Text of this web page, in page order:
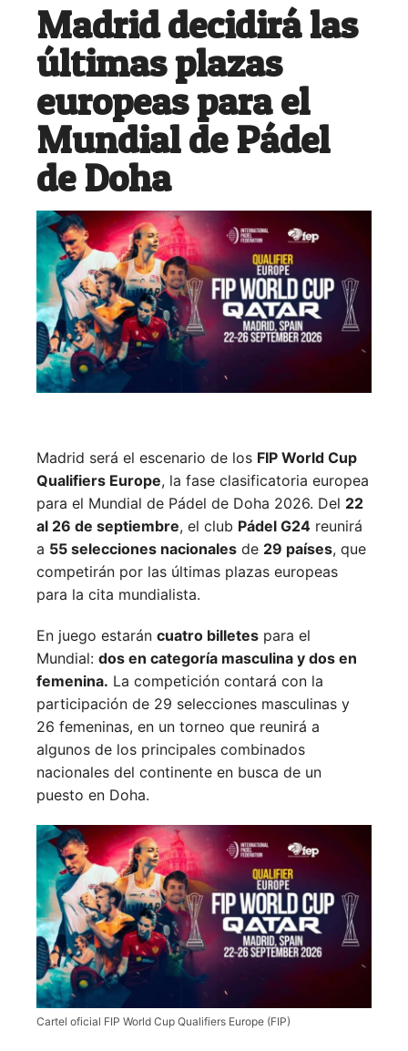
Madrid decidirá las
últimas plazas
europeas para el
Mundial de Pádel
de Doha
Madrid será el escenario de los FIP World Cup
Qualifiers Europe, la fase clasificatoria europea
para el Mundial de Pádel de Doha 2026. Del 22
al 26 de septiembre, el club Pádel G24 reunirá
a 55 selecciones nacionales de 29 países, que
competirán por las últimas plazas europeas
para la cita mundialista.
En juego estarán cuatro billetes para el
Mundial: dos en categoría masculina y dos en
femenina. La competición contará con la
participación de 29 selecciones masculinas y
26 femeninas, en un torneo que reunirá a
algunos de los principales combinados
nacionales del continente en busca de un
puesto en Doha.
Cartel oficial FIP World Cup Qualifiers Europe (FIP)